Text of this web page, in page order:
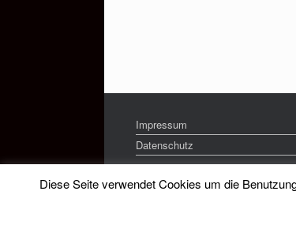
Impressum
Datenschutz
Diese Seite verwendet Cookies um die